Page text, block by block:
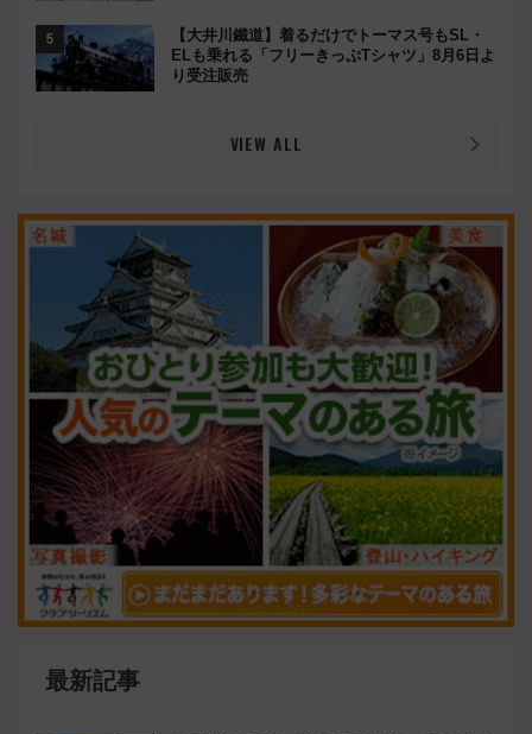
【大井川鐵道】着るだけでトーマス号もSL・
ELも乗れる「フリーきっぷTシャツ」8月6日よ
り受注販売
VIEW ALL
最新記事